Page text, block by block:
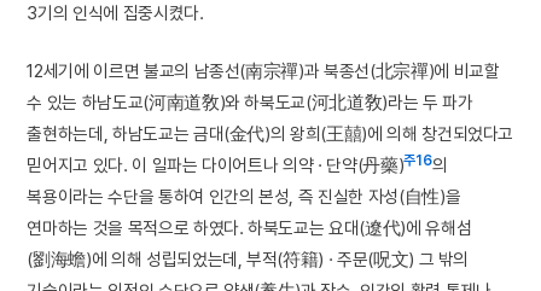
3기의 인식에 집중시켰다.
12세기에 이르면 불교의 남종선(南宗禪)과 북종선(北宗禪)에 비교할
수 있는 하남도교(河南道敎)와 하북도교(河北道敎)라는 두 파가
출현하는데, 하남도교는 금대(金代)의 왕희(王囍)에 의해 창건되었다고
믿어지고 있다. 이 일파는 다이어트나 의약 · 단약(丹藥)주16의
복용이라는 수단을 통하여 인간의 본성, 즉 진실한 자성(自性)을
연마하는 것을 목적으로 하였다. 하북도교는 요대(遼代)에 유해섬
(劉海蟾)에 의해 성립되었는데, 부적(符籍) · 주문(呪文) 그 밖의